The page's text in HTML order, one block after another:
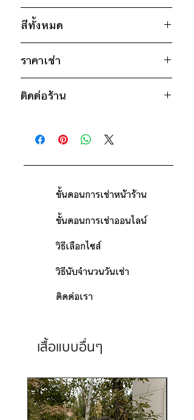
ไซส์ : M
อก 48" / เอว 48" / สะโพก ฟรีไซส์ /
ไหล่กว้าง 22" / วงแขน 26" / ยาว
22"
อก 52" / เอว 52" / สะโพก ฟรีไซส์ /
ไหล่กว้าง 23" / วงแขน 26" / ยาว
* สินค้าจริงอาจมีขนาดคลาดเคลื่อน 2-3
สีทั้งหมด
ราคาเช่า
คืน)
ติดต่อร้านเพื่อสอบถามราคา
ติดต่อร้าน
ดูแผนที่ร้าน
ขั้นตอนการเช่าหน้าร้าน
ขั้นตอนการเช่าออนไลน์
วิธีเลือกไซส์
วิธีนับจำนวนวันเช่า
ติดต่อเรา
เสื้อแบบอื่นๆ